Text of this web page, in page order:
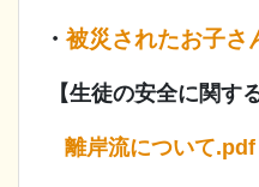
・被災されたお子さ
【生徒の安全に関す
離岸流について.pdf